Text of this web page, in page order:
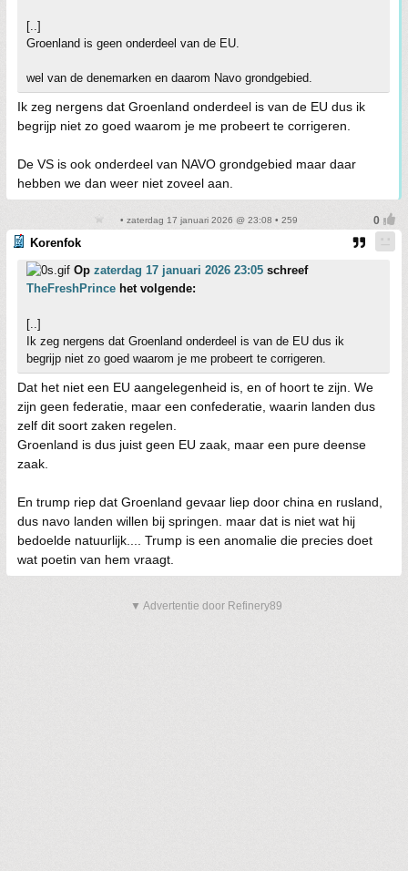
[..]
Groenland is geen onderdeel van de EU.
wel van de denemarken en daarom Navo grondgebied.
Ik zeg nergens dat Groenland onderdeel is van de EU dus ik
begrijp niet zo goed waarom je me probeert te corrigeren.
De VS is ook onderdeel van NAVO grondgebied maar daar
hebben we dan weer niet zoveel aan.
• zaterdag 17 januari 2026 @ 23:08 • 259
Korenfok
Op zaterdag 17 januari 2026 23:05 schreef
TheFreshPrince het volgende:
[..]
Ik zeg nergens dat Groenland onderdeel is van de EU dus ik
begrijp niet zo goed waarom je me probeert te corrigeren.
Dat het niet een EU aangelegenheid is, en of hoort te zijn. We
zijn geen federatie, maar een confederatie, waarin landen dus
zelf dit soort zaken regelen.
Groenland is dus juist geen EU zaak, maar een pure deense
zaak.
En trump riep dat Groenland gevaar liep door china en rusland,
dus navo landen willen bij springen. maar dat is niet wat hij
bedoelde natuurlijk.... Trump is een anomalie die precies doet
wat poetin van hem vraagt.
▼ Advertentie door Refinery89